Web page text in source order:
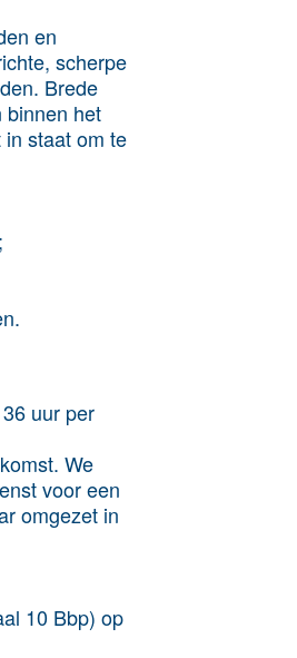
en
scherpe
Brede
binnen het
staat om te
uur per
We
voor een
omgezet in
10 Bbp) op